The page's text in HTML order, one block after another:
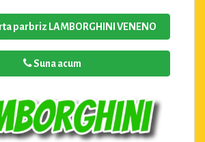
parbriz LAMBORGHINI VENENO
Suna acum